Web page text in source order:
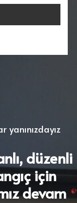
düzenli
için
devam